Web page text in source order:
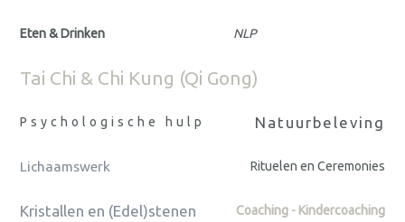
Eten & Drinken NLP
Tai Chi & Chi Kung (Qi Gong)
Psychologische hulp Natuurbeleving
Lichaamswerk Rituelen en Ceremonies
Kristallen en (Edel)stenen Coaching - Kindercoaching